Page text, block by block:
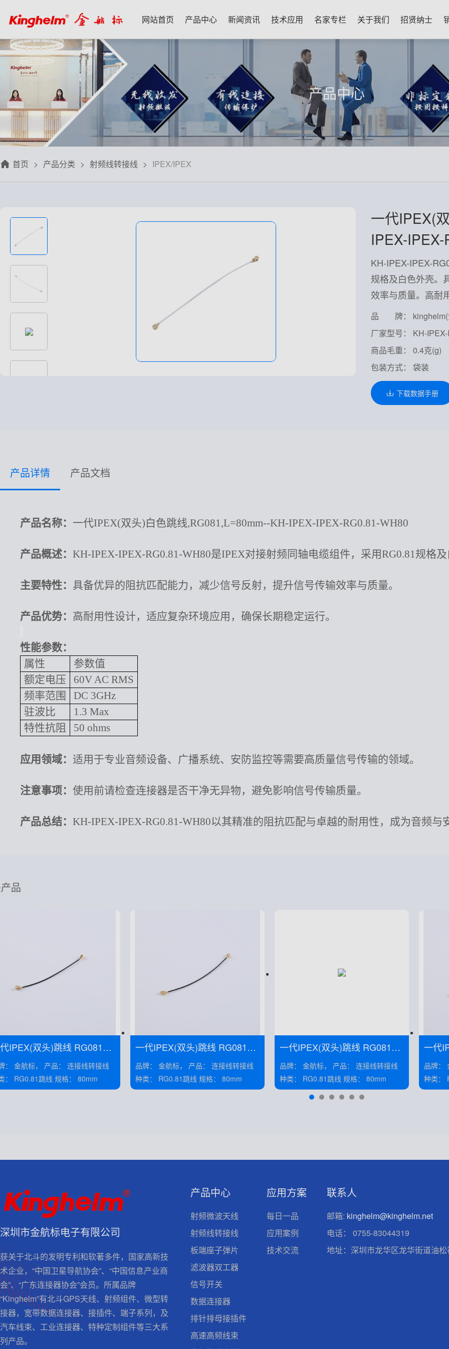
网站首页 产品中心
产品中心
射频微波天线
射频线转接线
板端座子弹片
滤波器双工器
信号开关
新闻资讯
新闻资讯
每日芯闻
行业资讯
三八八问
人文荟萃
华强北小百科
技术应用
技术应用
每日一品
应用案例
技术交流
名家专栏
名家专栏
宋仕强
林雪萍
齐大峰
刘大成
朱军山
关于我们
关于我们
关于我们
联系我们
用户协议
隐私政策
免费样品
招贤纳士
产品中心
首页 产品分类 射频线转接线 IPEX/IPEX
一代IPEX(
IPEX-
KH-IPEX-IPEX-
规格及白色外壳。
效率与质量。高耐
品 牌： kinghelm(
厂家型号： KH-
商品毛重： 0.4克(g)
包装方式： 袋装
下载数据手册
产品详情 产品文档
产品名称： 一代IPEX(双头)白色跳线,RG081,L=80mm--KH-IPEX-IPEX-RG0.81-WH80
产品概述： KH-IPEX-IPEX-RG0.81-WH80是IPEX对接射频同轴电缆组件，采用RG0.81规格及
主要特性： 具备优异的阻抗匹配能力，减少信号反射，提升信号传输效率与质量。
产品优势： 高耐用性设计，适应复杂环境应用，确保长期稳定运行。
性能参数：
属性
参数值
额定电压
60V AC RMS
频率范围
DC 3GHz
驻波比
1.3 Max
特性抗阻
50 ohms
应用领域： 适用于专业音频设备、广播系统、安防监控等需要高质量信号传输的领域。
注意事项： 使用前请检查连接器是否干净无异物，避免影响信号传输质量。
产品总结： KH-IPEX-IPEX-RG0.81-WH80以其精准的阻抗匹配与卓越的耐用性，成为音频与
品
IPEX(双头)跳线 RG081黑
航标， 产品： 连接线转接线
种类： RG0.81跳线 规格： 80mm
一代IPEX(双头)跳线 RG081黑
线 线长50MM——KH-081-TX6
0-IPEX
品牌： 金航标， 产品： 连接线转接线
种类： RG0.81跳线 规格： 80mm
一代IPEX(双头)跳线 RG081黑
线 线长50MM——KH-081-TX7
0-IPEX
品牌： 金航标， 产品： 连接线转接线
种类： RG0.81跳线 规格： 80mm
一代
线 线长50MM——KH-081-TX8
0-
品牌： 金航标，
深圳市金航标电子有限公司
获关于北斗的发明专利和软著多件，国家高新技
术企业，“中国卫星导航协会”、“中国信息产业商
会”、“广东连接器协会”会员。所属品牌
“Kinghelm”有北斗GPS天线、射频组件、微型转
接器，宽带数据连接器、接插件、端子系列，及
汽车线束、工业连接器、特种定制组件等三大系
列产品。
产品中心
射频微波天线
射频线转接线
板端座子弹片
滤波器双工器
信号开关
数据连接器
排针排母接插件
高速高频线束
应用方案
每日一品
应用案例
技术交流
联系人
邮箱: kinghelm@kinghelm.net
电话：
0755-83044319
地址：深圳市龙华区龙华街道油